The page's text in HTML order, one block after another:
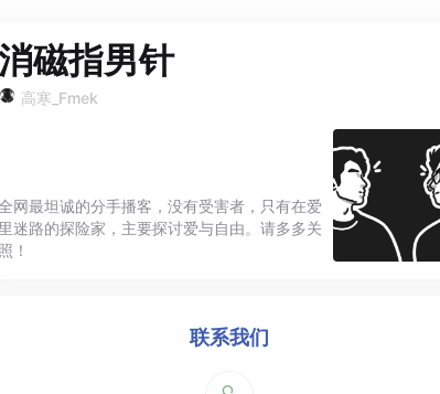
磁指男针
高寒_Fmek
网最坦诚的分手播客，没有受害者，只有在爱
里迷路的探险家，主要探讨爱与自由。请多多关
照！
联系我们